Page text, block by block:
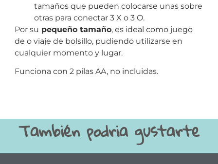
tamaños que pueden colocarse unas sobre
otras para conectar 3 X o 3 O.
Por su pequeño tamaño, es ideal como juego
de o viaje de bolsillo, pudiendo utilizarse en
cualquier momento y lugar.
Funciona con 2 pilas AA, no incluidas.
También podria gustarte